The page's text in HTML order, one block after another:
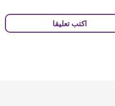
اكتب تعليقا